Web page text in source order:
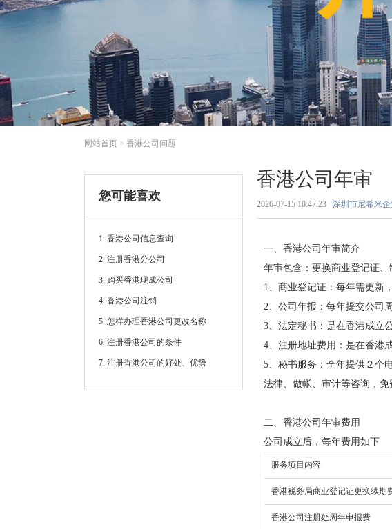
网站首页 > 香港公司问题
您可能喜欢
1. 香港公司信息查询
2. 注册香港分公司
3. 购买香港现成公司
4. 香港公司注销
5. 怎样办理香港公司更改名称
6. 注册香港公司的条件
7. 注册香港公司的好处、优势
香港公司年审
2026-07-15 10:47:23 深圳市尼希米
一、香港公司年审简介
年审包含：更换商业登记证
1、商业登记证：每年需更新
2、公司年报：每年提交公司
3、法定秘书：是在香港成立
4、注册地址费用：是在香港
5、秘书服务：全年提供２个
法律、做帐、审计等咨询，免
二、香港公司年审费用
公司成立后，每年费用如下
服务项目内容
香港税务局商业登记证更换续期
香港公司注册处周年申报费